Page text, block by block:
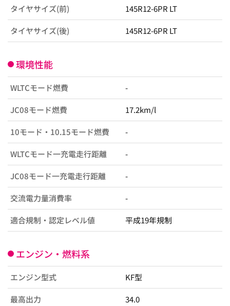
タイヤサイズ(前) 145R12-6PR LT
タイヤサイズ(後) 145R12-6PR LT
環境性能
WLTCモード燃費 -
JC08モード燃費 17.2km/l
10モード・10.15モード燃費 -
WLTCモード一充電走行距離 -
JC08モード一充電走行距離 -
交流電力量消費率 -
適合規制・認定レベル値 平成19年規制
エンジン・燃料系
エンジン型式 KF型
最高出力 34.0